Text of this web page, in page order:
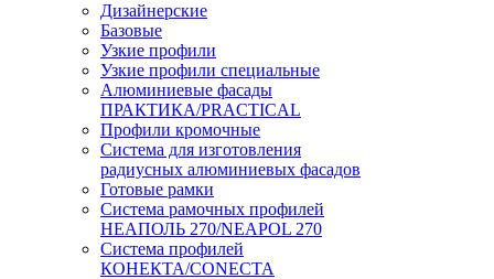
Дизайнерские
Базовые
Узкие профили
Узкие профили специальные
Алюминиевые фасады
ПРАКТИКА/PRACTICAL
Профили кромочные
Система для изготовления
радиусных алюминиевых фасадов
Готовые рамки
Система рамочных профилей
НЕАПОЛЬ 270/NEAPOL 270
Система профилей
КОНЕКТА/CONECTA